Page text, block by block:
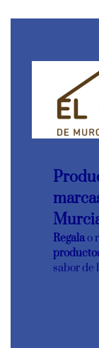
Regalao
sabor de